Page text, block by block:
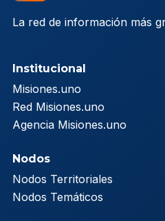
La red de información más
Institucional
Misiones.uno
Red Misiones.uno
Agencia Misiones.uno
Nodos
Nodos Territoriales
Nodos Temáticos